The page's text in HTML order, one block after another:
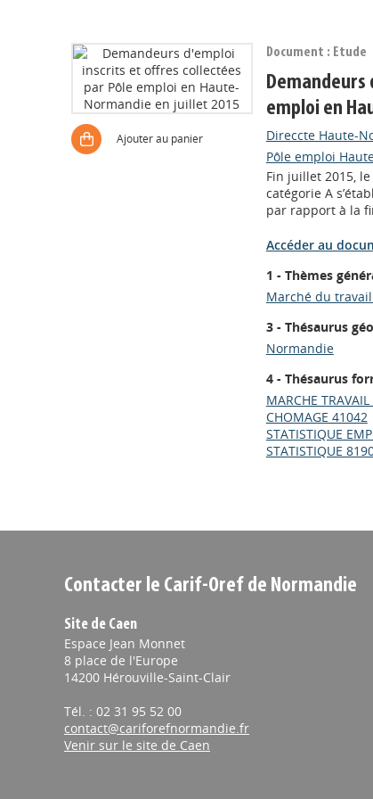
Ajouter au panier
Document : Etude
emploi en
Direccte Haute-
Pôle emploi
Fin juillet 2015,
catégorie A
par rapport à la
Accéder au
1 - Thèmes
Marché du
3 - Thésaurus
Normandie
4 - Thésaurus
MARCHE
CHOMAGE 41042
STATISTIQUE
STATISTIQUE
Contacter le Carif-Oref de Normandie
Site de Caen
Espace Jean Monnet
8 place de l'Europe
14200 Hérouville-Saint-Clair
Tél. : 02 31 95 52 00
contact@cariforefnormandie.fr
Venir sur le site de Caen